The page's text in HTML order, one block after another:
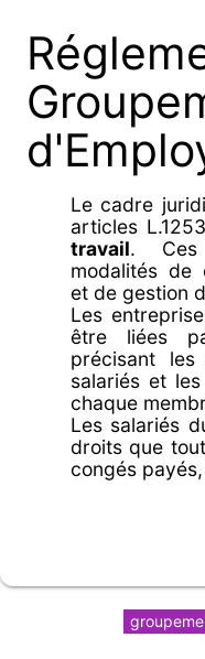
Le cadre
articles
travail. Ces
modalités de
et de gestion
Les
être liées
précisant
salariés et
chaque
Les salariés
droits que
congés